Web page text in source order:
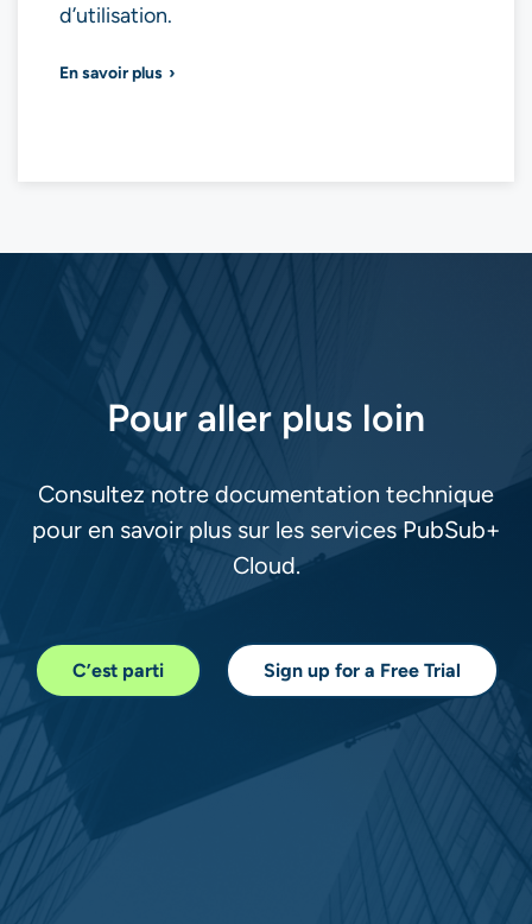
d’utilisation.
En savoir plus
Pour aller plus loin​​​​
Consultez notre documentation technique
pour en savoir plus sur les services PubSub+
Cloud.​
C’est parti ​Sign up for a Free Trial​